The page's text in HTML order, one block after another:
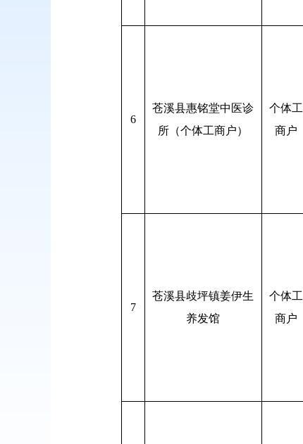
6
苍溪县惠铭堂中医诊
所（个体工商户）
个体工
商户
7
苍溪县歧坪镇姜伊生
养发馆
个体工
商户